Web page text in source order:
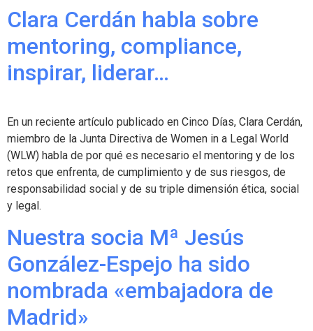
Clara Cerdán habla sobre
mentoring, compliance,
inspirar, liderar…
En un reciente artículo publicado en Cinco Días, Clara Cerdán,
miembro de la Junta Directiva de Women in a Legal World
(WLW) habla de por qué es necesario el mentoring y de los
retos que enfrenta, de cumplimiento y de sus riesgos, de
responsabilidad social y de su triple dimensión ética, social
y legal.
Nuestra socia Mª Jesús
González-Espejo ha sido
nombrada «embajadora de
Madrid»